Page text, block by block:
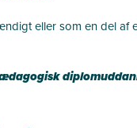
eller som en del